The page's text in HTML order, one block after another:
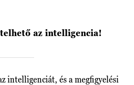
az intelligencia!
intelligenciát, és a megfigyelési